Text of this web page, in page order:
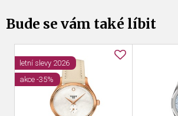
Bude se vám také líbit
letní slevy 2026
akce -35%